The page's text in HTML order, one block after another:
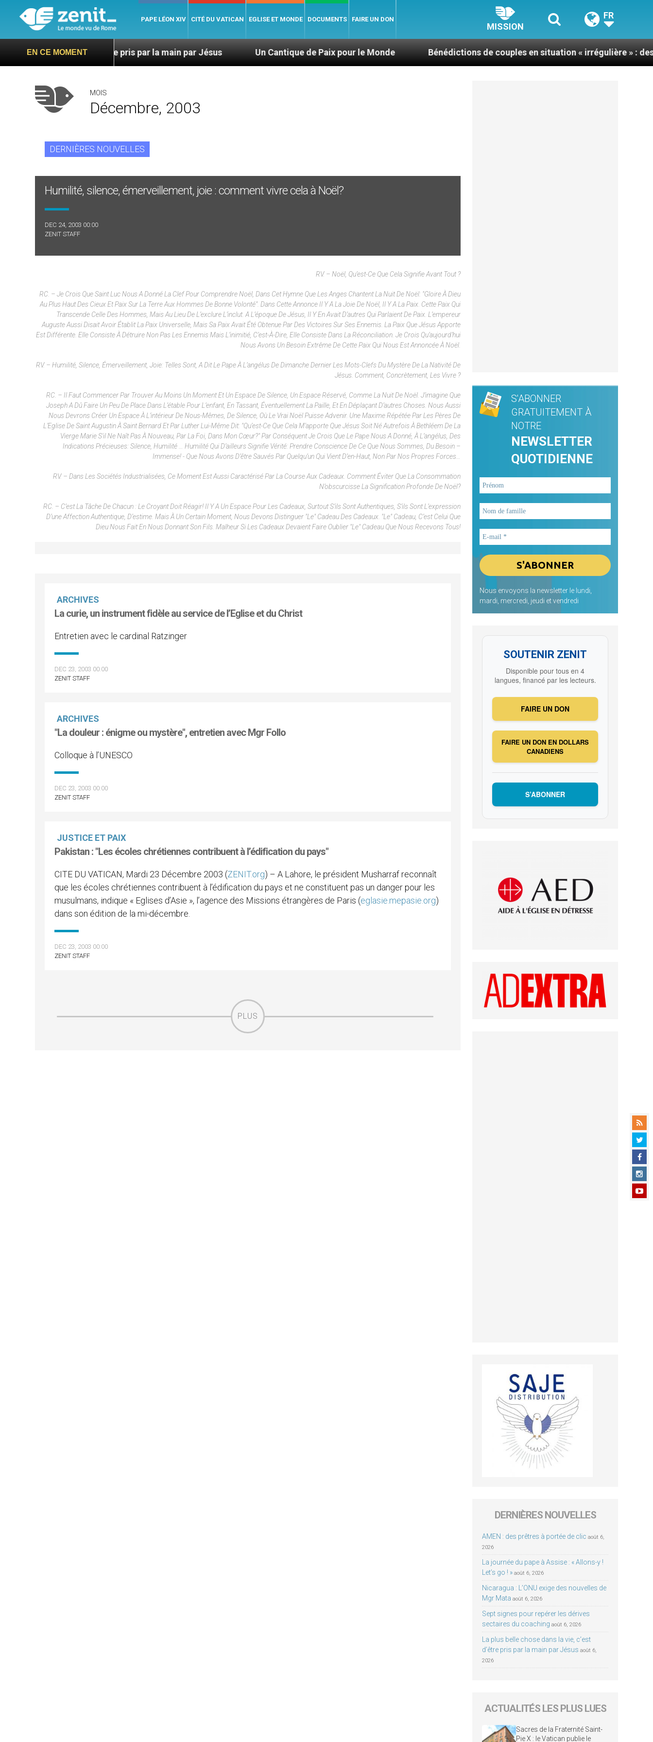
PAPE LÉON XIV CITÉ DU VATICAN EGLISE ET MONDE DOCUMENTS FAIRE UN DON
MISSION
FR
EN CE MOMENT
vie, c’est d’être pris par la main par Jésus Un Cantique de Paix pour le Monde Bénédictions de couples en situation « irrégulière » : des prêtres
MOIS
Décembre, 2003
DERNIÈRES NOUVELLES
Humilité, silence, émerveillement, joie : comment vivre cela à Noël?
DEC 24, 2003 00:00
ZENIT STAFF
RV. – Noël, Qu’est-Ce Que Cela Signifie Avant Tout ?
RC. – Je Crois Que Saint Luc Nous A Donné La Clef Pour Comprendre Noël, Dans Cet Hymne Que Les Anges Chantent La Nuit De Noël: "Gloire À Dieu
Au Plus Haut Des Cieux Et Paix Sur La Terre Aux Hommes De Bonne Volonté". Dans Cette Annonce Il Y A La Joie De Noël, Il Y A La Paix. Cette Paix Qui
Transcende Celle Des Hommes, Mais Au Lieu De L’exclure L’inclut. A L’époque De Jésus, Il Y En Avait D’autres Qui Parlaient De Paix. L’empereur
Auguste Aussi Disait Avoir Établit La Paix Universelle, Mais Sa Paix Avait Été Obtenue Par Des Victoires Sur Ses Ennemis. La Paix Que Jésus Apporte
Est Différente. Elle Consiste À Détruire Non Pas Les Ennemis Mais L’inimitié, C’est-À-Dire, Elle Consiste Dans La Réconciliation. Je Crois Qu’aujourd’hui
Nous Avons Un Besoin Extrême De Cette Paix Qui Nous Est Annoncée À Noël.
RV. – Humilité, Silence, Émerveillement, Joie: Telles Sont, A Dit Le Pape À L’angélus De Dimanche Dernier Les Mots-Clefs Du Mystère De La Nativité De
Jésus. Comment, Concrètement, Les Vivre ?
RC. – Il Faut Commencer Par Trouver Au Moins Un Moment Et Un Espace De Silence, Un Espace Réservé, Comme La Nuit De Noël. J’imagine Que
Joseph A Dû Faire Un Peu De Place Dans L’étable Pour L’enfant, En Tassant, Éventuellement La Paille, Et En Déplaçant D’autres Choses. Nous Aussi
Nous Devrons Créer Un Espace À L’intérieur De Nous-Mêmes, De Silence, Où Le Vrai Noël Puisse Advenir. Une Maxime Répétée Par Les Pères De
L’Eglise De Saint Augustin À Saint Bernard Et Par Luther Lui-Même Dit: "Qu’est-Ce Que Cela M’apporte Que Jésus Soit Né Autrefois À Bethléem De La
Vierge Marie S'il Ne Naît Pas À Nouveau, Par La Foi, Dans Mon Cœur?" Par Conséquent Je Crois Que Le Pape Nous A Donné, À L’angélus, Des
Indications Précieuses: Silence, Humilité … Humilité Qui D’ailleurs Signifie Vérité: Prendre Conscience De Ce Que Nous Sommes, Du Besoin –
Immense! - Que Nous Avons D’être Sauvés Par Quelqu’un Qui Vient D’en-Haut, Non Par Nos Propres Forces…
RV. – Dans Les Sociétés Industrialisées, Ce Moment Est Aussi Caractérisé Par La Course Aux Cadeaux. Comment Éviter Que La Consommation
N’obscurcisse La Signification Profonde De Noël?
RC. – C’est La Tâche De Chacun : Le Croyant Doit Réagir! Il Y A Un Espace Pour Les Cadeaux, Surtout S’ils Sont Authentiques, S’ils Sont L’expression
D’une Affection Authentique, D’estime. Mais À Un Certain Moment, Nous Devons Distinguer "le" Cadeau Des Cadeaux. "Le" Cadeau, C’est Celui Que
Dieu Nous Fait En Nous Donnant Son Fils. Malheur Si Les Cadeaux Devaient Faire Oublier "le" Cadeau Que Nous Recevons Tous!
ARCHIVES
La curie, un instrument fidèle au service de l’Eglise et du Christ
Entretien avec le cardinal Ratzinger
DEC 23, 2003 00:00
ZENIT STAFF
ARCHIVES
"La douleur : énigme ou mystère", entretien avec Mgr Follo
Colloque à l’UNESCO
DEC 23, 2003 00:00
ZENIT STAFF
JUSTICE ET PAIX
Pakistan : "Les écoles chrétiennes contribuent à l’édification du pays"
CITE DU VATICAN, Mardi 23 Décembre 2003 (ZENIT.org) – A Lahore, le président Musharraf reconnaît
que les écoles chrétiennes contribuent à l’édification du pays et ne constituent pas un danger pour les
musulmans, indique « Eglises d’Asie », l’agence des Missions étrangères de Paris (eglasie.mepasie.org)
dans son édition de la mi-décembre.
DEC 23, 2003 00:00
ZENIT STAFF
PLUS
S'ABONNER
GRATUITEMENT À
NOTRE
NEWSLETTER
QUOTIDIENNE
Nous envoyons la newsletter le lundi,
mardi, mercredi, jeudi et vendredi
SOUTENIR ZENIT
Disponible pour tous en 4
langues, financé par les lecteurs.
FAIRE UN DON
FAIRE UN DON EN DOLLARS
CANADIENS
S’ABONNER
DERNIÈRES NOUVELLES
AMEN : des prêtres à portée de clic août 6,
2026
La journée du pape à Assise : « Allons-y !
Let’s go ! » août 6, 2026
Nicaragua : L’ONU exige des nouvelles de
Mgr Mata août 6, 2026
Sept signes pour repérer les dérives
sectaires du coaching août 6, 2026
La plus belle chose dans la vie, c’est
d’être pris par la main par Jésus août 6,
2026
ACTUALITÉS LES PLUS LUES
Sacres de la Fraternité Saint-
Pie X : le Vatican publie le